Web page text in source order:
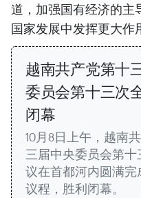
道，加强国有经济的主
国家发展中发挥更大作
越南共产党第十
委员会第十三次
闭幕
10月8日上午，越南
三届中央委员会第十
议在首都河内圆满完
议程，胜利闭幕。